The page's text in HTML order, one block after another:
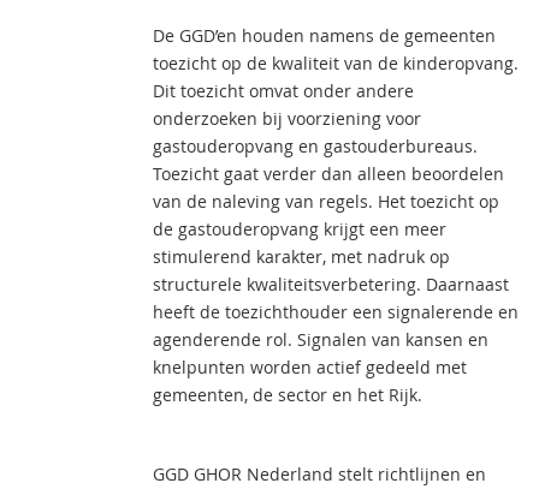
De GGD’en houden namens de gemeenten
toezicht op de kwaliteit van de kinderopvang.
Dit toezicht omvat onder andere
onderzoeken bij voorziening voor
gastouderopvang en gastouderbureaus.
Toezicht gaat verder dan alleen beoordelen
van de naleving van regels. Het toezicht op
de gastouderopvang krijgt een meer
stimulerend karakter, met nadruk op
structurele kwaliteitsverbetering. Daarnaast
heeft de toezichthouder een signalerende en
agenderende rol. Signalen van kansen en
knelpunten worden actief gedeeld met
gemeenten, de sector en het Rijk.
GGD GHOR Nederland stelt richtlijnen en